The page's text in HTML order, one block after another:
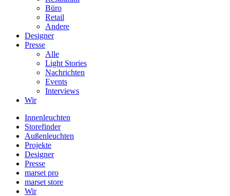
Büro
Retail
Andere
Designer
Presse
Alle
Light Stories
Nachrichten
Events
Interviews
Wir
Innenleuchten
Storefinder
Außenleuchten
Projekte
Designer
Presse
marset pro
marset store
Wir